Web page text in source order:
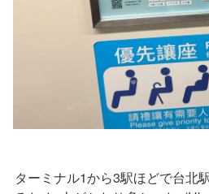
ターミナル1から3駅ほどで台北